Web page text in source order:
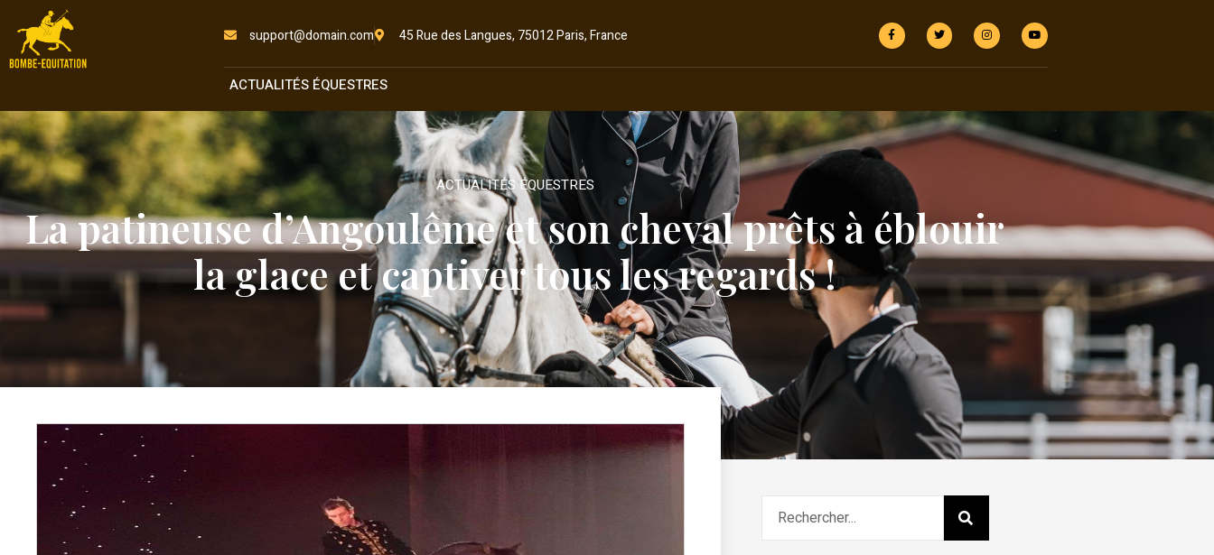
support@domain.com 45 Rue des Langues, 75012 Paris, France
ACTUALITÉS ÉQUESTRES
ACTUALITÉS ÉQUESTRES
La patineuse d’Angoulême et son cheval prêts à éblouir
la glace et captiver tous les regards !